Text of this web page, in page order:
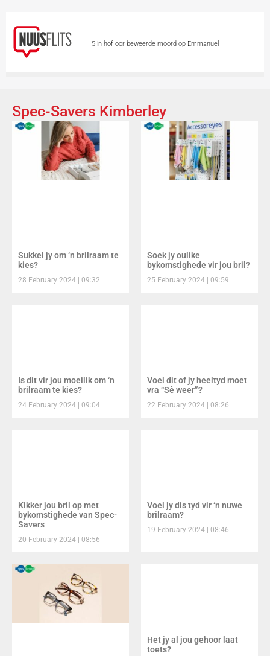
5 in hof oor beweerde moord op Emmanuel
geteiken Leon Schuster en Alfred Ntombela
gaan spesiale toekenning kry Skietvoorvalle by
en naby Gautengse skole veroordeel Totsiens,
Spec-Savers Kimberley
Sukkel jy om ‘n brilraam te
kies?
28 February 2024 09:32
Soek jy oulike
bykomstighede vir jou bril?
25 February 2024 09:59
Is dit vir jou moeilik om ‘n
brilraam te kies?
24 February 2024 09:04
Voel dit of jy heeltyd moet
vra “Sê weer”?
22 February 2024 08:26
Kikker jou bril op met
bykomstighede van Spec-
Savers
20 February 2024 08:56
Voel jy dis tyd vir ‘n nuwe
brilraam?
19 February 2024 08:46
Het jy al jou gehoor laat
toets?